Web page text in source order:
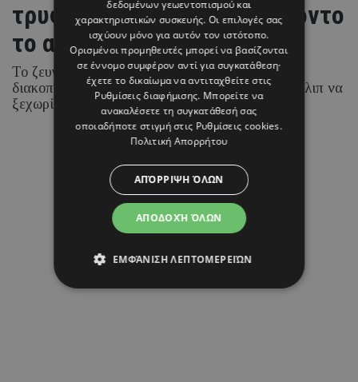
τρυφερό στιγμιότυπο με φόντο
το απέραντο γαλάζιο
Το ζευγάρι απολαμβάνει τις καλοκαιρινές του
διακοπές στα νησιά του Ιονίου, με τη Ραμόνα Φίλιπ να
ξεχωρίζει για τα chic beach και resort looks της.
Μαρία Καραμάνου
δεδομένων γεωεντοπισμού και
χαρακτηριστικών συσκευής. Οι επιλογές σας
ισχύουν μόνο για αυτόν τον ιστότοπο.
Ορισμένοι προμηθευτές μπορεί να βασίζονται
σε έννομο συμφέρον αντί για συγκατάθεση·
έχετε το δικαίωμα να αντιταχθείτε στις
Ρυθμίσεις διαφήμισης. Μπορείτε να
ανακαλέσετε τη συγκατάθεσή σας
οποιαδήποτε στιγμή στις Ρυθμίσεις cookies.
Πολιτική Απορρήτου
ΑΠΟΔΟΧΉ ΌΛΩΝ
ΑΠΌΡΡΙΨΗ ΌΛΩΝ
ΕΜΦΆΝΙΣΗ ΛΕΠΤΟΜΕΡΕΙΏΝ